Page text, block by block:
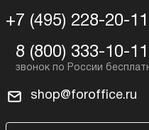
+7 (495) 228-20-11
8 (800) 333-10-11
shop@foroffice.ru